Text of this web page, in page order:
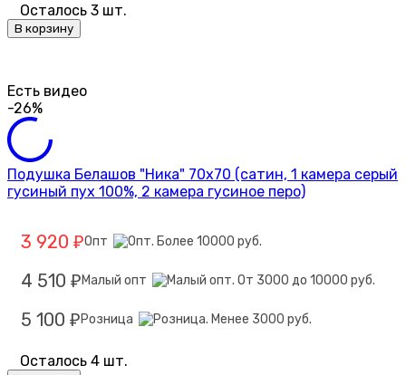
Осталось 3 шт.
В корзину
Есть видео
-26%
Подушка Белашов "Ника" 70х70 (сатин, 1 камера серый
гусиный пух 100%, 2 камера гусиное перо)
3 920 ₽Опт
4 510 ₽ Малый опт
5 100 ₽ Розница
Осталось 4 шт.